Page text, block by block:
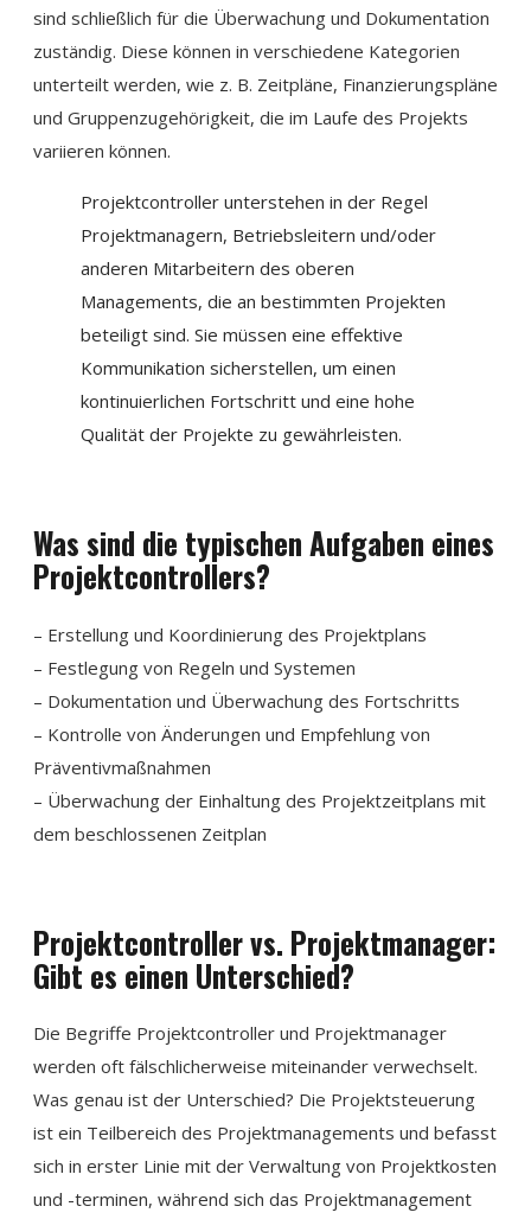
sind schließlich für die Überwachung und Dokumentation
zuständig. Diese können in verschiedene Kategorien
unterteilt werden, wie z. B. Zeitpläne, Finanzierungspläne
und Gruppenzugehörigkeit, die im Laufe des Projekts
variieren können.
Projektcontroller unterstehen in der Regel
Projektmanagern, Betriebsleitern und/oder
anderen Mitarbeitern des oberen
Managements, die an bestimmten Projekten
beteiligt sind. Sie müssen eine effektive
Kommunikation sicherstellen, um einen
kontinuierlichen Fortschritt und eine hohe
Qualität der Projekte zu gewährleisten.
Was sind die typischen Aufgaben eines
Projektcontrollers?
– Erstellung und Koordinierung des Projektplans
– Festlegung von Regeln und Systemen
– Dokumentation und Überwachung des Fortschritts
– Kontrolle von Änderungen und Empfehlung von
Präventivmaßnahmen
– Überwachung der Einhaltung des Projektzeitplans mit
dem beschlossenen Zeitplan
Projektcontroller vs. Projektmanager:
Gibt es einen Unterschied?
Die Begriffe Projektcontroller und Projektmanager
werden oft fälschlicherweise miteinander verwechselt.
Was genau ist der Unterschied? Die Projektsteuerung
ist ein Teilbereich des Projektmanagements und befasst
sich in erster Linie mit der Verwaltung von Projektkosten
und -terminen, während sich das Projektmanagement